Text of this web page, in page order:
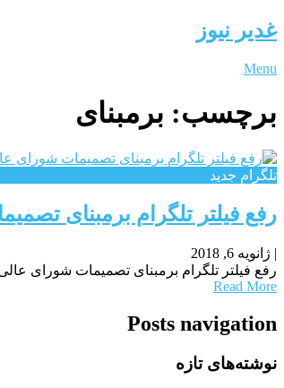
غدیر نیوز
Menu
برچسب: برمبنای
تلگرام جدید
رفع فیلتر تلگرام برمبنای
| ژانویه 6, 2018
رفع فیلتر تلگرام برمبنای تصمیمات شورای
Read More
Posts navigation
نوشته‌های تازه